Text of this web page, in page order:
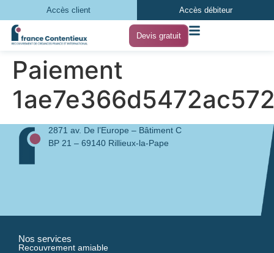
Accès client Accès débiteur
Devis gratuit
Paiement
2871 av. De l’Europe – Bâtiment C
BP 21 – 69140 Rillieux-la-Pape
Nos services
Recouvrement amiable